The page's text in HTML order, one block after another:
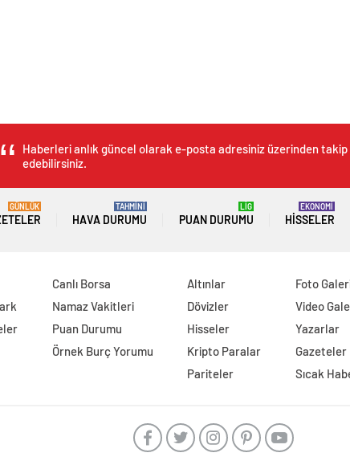
Haberleri anlık güncel olarak e-posta adresiniz üzerinden takip
edebilirsiniz.
GÜNLÜK
HAVA DURUMU
TAHMİNİ
PUAN DURUMU
LİG
HISSELER
EKONOMİ
Canlı Borsa
Namaz Vakitleri
Puan Durumu
Örnek Burç Yorumu
Altınlar
Dövizler
Hisseler
Kripto Paralar
Pariteler
Foto
Video
Yazarlar
Gazeteler
Sıcak